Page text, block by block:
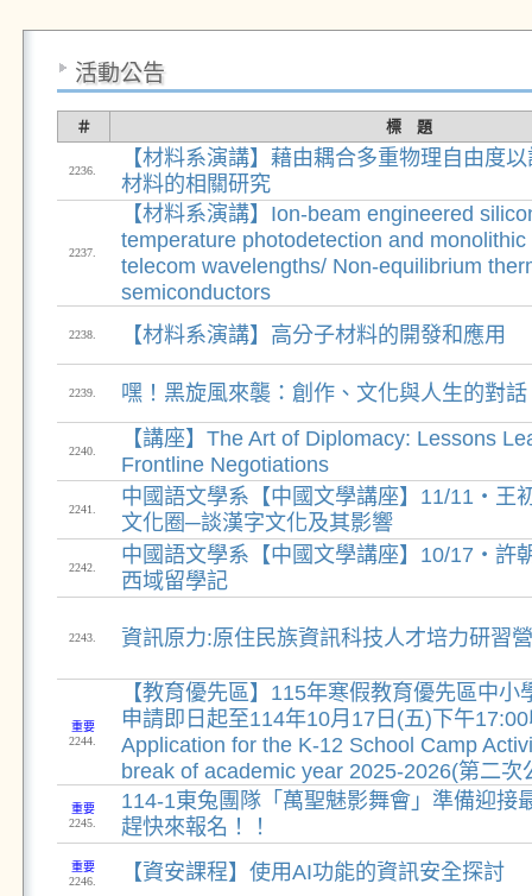
活動公告
＃ 標 題
2236.
【材料系演講】藉由耦合多重物理自由度
材料的相關研究
2237.
【材料系演講】Ion-beam engineered
temperature photodetection and
telecom wavelengths/ Non-equilibrium
semiconductors
2238. 【材料系演講】高分子材料的開發和應用
2239. 嘿！黑旋風來襲：創作、文化與人生的對話
2240.
【講座】The Art of Diplomacy: Lessons
Frontline Negotiations
2241.
中國語文學系【中國文學講座】11/11‧王
文化圈─談漢字文化及其影響
2242.
中國語文學系【中國文學講座】10/17‧許
西域留學記
2243. 資訊原力:原住民族資訊科技人才培力研習營
重要
2244.
【教育優先區】115年寒假教育優先區中小
申請即日起至114年10月17日(五)下午
Application for the K-12 School Camp
break of academic year 2025-2026(第二次
重要
2245.
114-1東兔團隊「萬聖魅影舞會」準備迎接
趕快來報名！！
重要
2246.
【資安課程】使用AI功能的資訊安全探討